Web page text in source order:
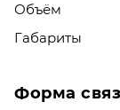
Объём
Габариты
Форма